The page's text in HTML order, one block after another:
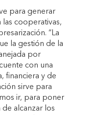
para generar
cooperativas,
“La
la gestión de la
por
con una
financiera y de
sirve para
ir, para poner
alcanzar los